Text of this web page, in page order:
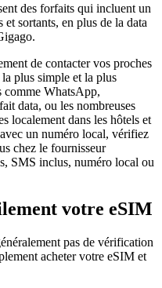
des forfaits qui incluent un
sortants, en plus de la data
.
de contacter vos proches
plus simple et la plus
comme WhatsApp,
data, ou les nombreuses
localement dans les hôtels et
un numéro local, vérifiez
chez le fournisseur
SMS inclus, numéro local ou
votre eSIM
pas de vérification
acheter votre eSIM et